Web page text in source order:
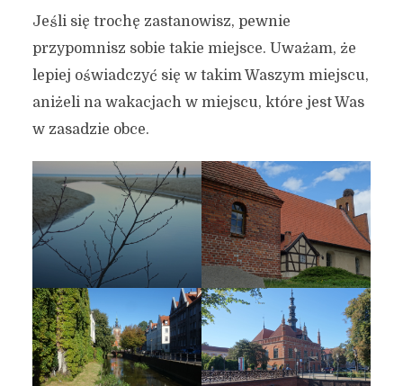
Jeśli się trochę zastanowisz, pewnie
przypomnisz sobie takie miejsce. Uważam, że
lepiej oświadczyć się w takim Waszym miejscu,
aniżeli na wakacjach w miejscu, które jest Was
w zasadzie obce.